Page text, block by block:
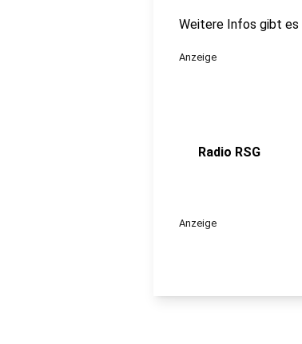
Weitere Infos gibt es
Anzeige
Radio RSG
Anzeige